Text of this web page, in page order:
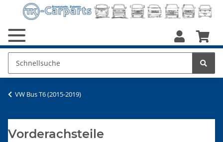
VW Bus T6 (2015-2019)
Vorderachsteile